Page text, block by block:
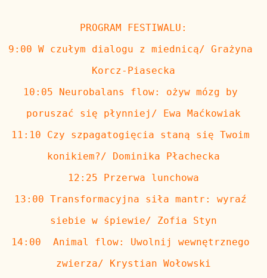
PROGRAM FESTIWALU:
9:00 W czułym dialogu z miednicą/ Grażyna
Korcz-Piasecka
10:05 Neurobalans flow: ożyw mózg by
poruszać się płynniej/ Ewa Maćkowiak
11:10 Czy szpagatogięcia staną się Twoim
konikiem?/ Dominika Płachecka
12:25 Przerwa lunchowa
13:00 Transformacyjna siła mantr: wyraź
siebie w śpiewie/ Zofia Styn
14:00  Animal flow: Uwolnij wewnętrznego
zwierza/ Krystian Wołowski